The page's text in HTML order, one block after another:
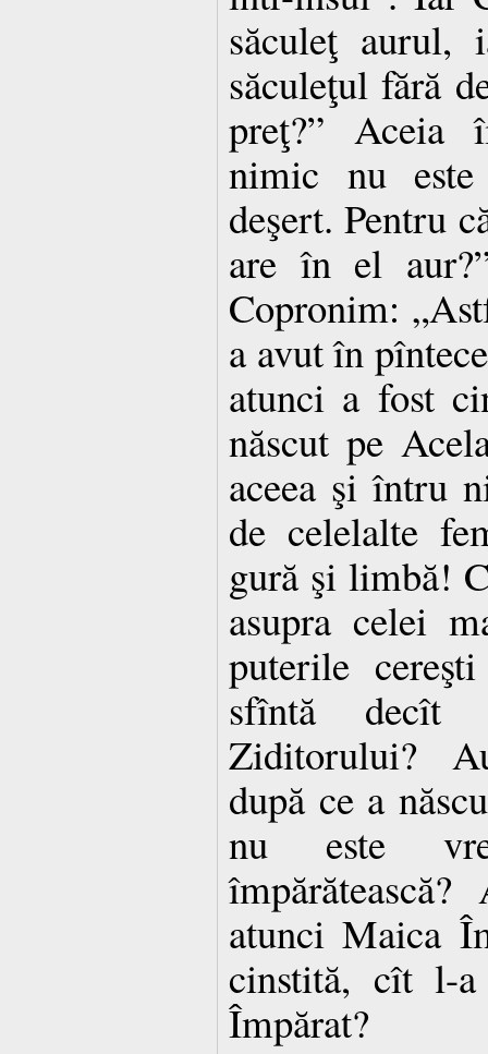
săculeţ aurul,
săculeţul fără
preţ?” Aceia
nimic nu
deşert. Pentru
are în el
Copronim:
a avut în
atunci a fost
născut pe
aceea şi întru
de celelalte
gură şi limbă!
asupra celei
puterile
sfîntă decît
Ziditorului?
după ce a
nu este
atunci Maica
cinstită, cît l-
Împărat?